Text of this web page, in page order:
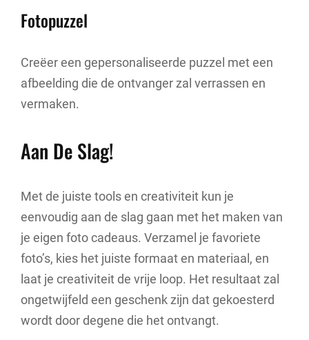
Fotopuzzel
Creëer een gepersonaliseerde puzzel met een
afbeelding die de ontvanger zal verrassen en
vermaken.
Aan De Slag!
Met de juiste tools en creativiteit kun je
eenvoudig aan de slag gaan met het maken van
je eigen foto cadeaus. Verzamel je favoriete
foto’s, kies het juiste formaat en materiaal, en
laat je creativiteit de vrije loop. Het resultaat zal
ongetwijfeld een geschenk zijn dat gekoesterd
wordt door degene die het ontvangt.